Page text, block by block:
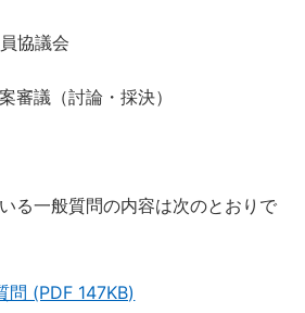
議会
議（討論・採決）
る一般質問の内容は次のとおりで
問 (PDF 147KB)